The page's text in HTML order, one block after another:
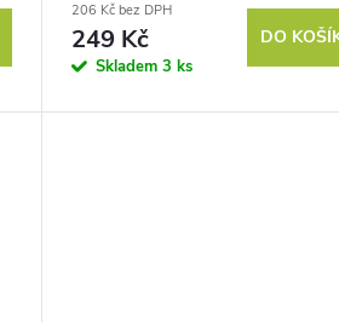
černá
206 Kč bez DPH
249 Kč
Skladem 3 ks
DO